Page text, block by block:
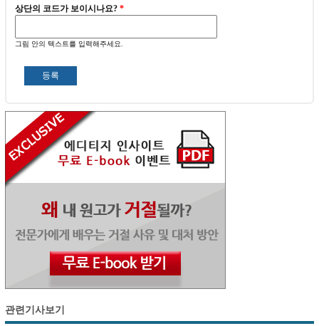
상단의 코드가 보이시나요? *
그림 안의 텍스트를 입력해주세요.
관련기사보기